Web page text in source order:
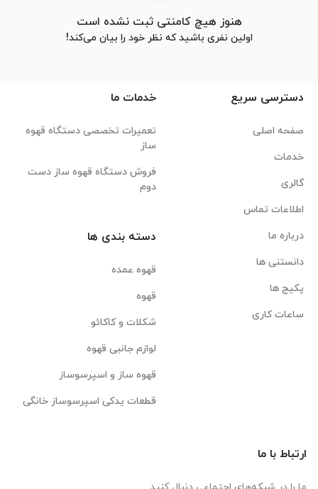
هنوز هیچ کامنتی ثبت نشده است
اولین نفری باشید که نظر خود را بیان می‌کند!
دسترسی سریع
صفحه اصلی
خدمات
گالری
اطلاعات تماس
درباره ما
دانستنی ها
پکیج ها
ساعات کاری
خدمات ما
تعمیرات تخصصی دستگاه قهوه
ساز
فروش دستگاه قهوه ساز دست
دوم
دسته بندی ها
قهوه عمده
قهوه
شکلات و کاکائو
لوازم جانبی قهوه
قهوه ساز و اسپرسوساز
قطعات یدکی اسپرسوساز خانگی
ارتباط با ما